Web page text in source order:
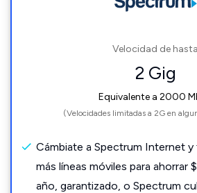
Velocidad de hasta
2 Gig
Equivalente a 2000
(Velocidades limitadas a 2G en
Cámbiate a Spectrum Internet
más líneas móviles para ahorrar
año, garantizado, o Spectrum